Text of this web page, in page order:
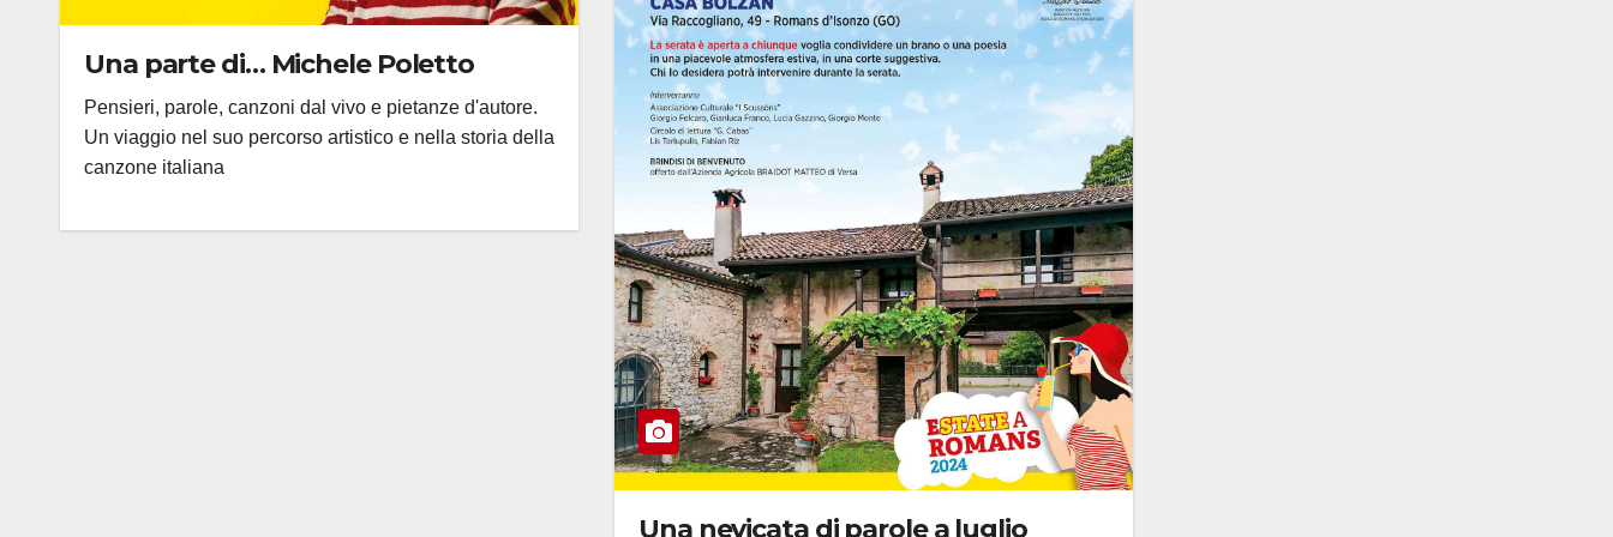
Una parte di… Michele Poletto
Pensieri, parole, canzoni dal vivo e pietanze d'autore.
Un viaggio nel suo percorso artistico e nella storia della
canzone italiana
Una nevicata di parole a luglio